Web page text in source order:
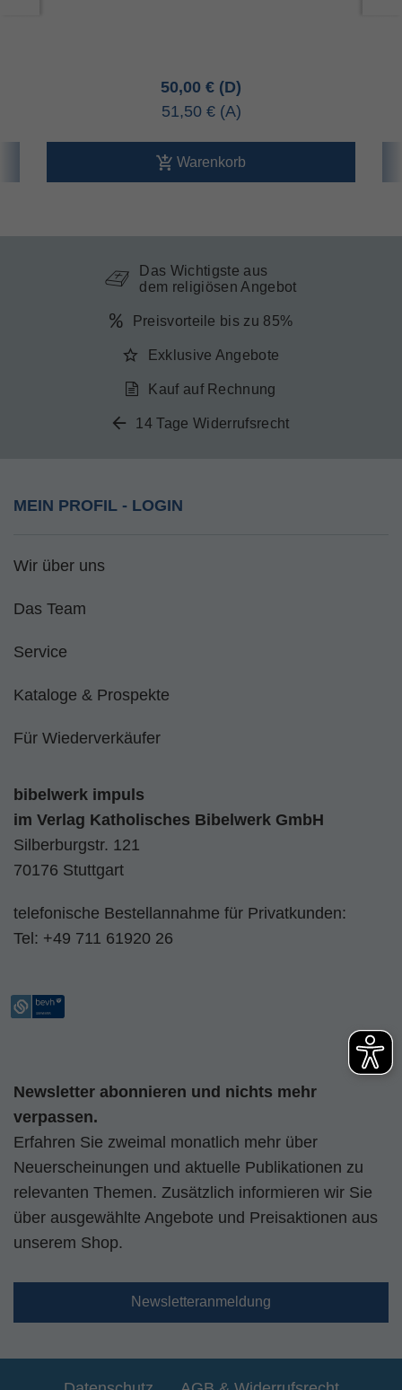
50,00 €
51,50 €
Warenkorb
Das Wichtigste aus
dem religiösen Angebot
Preisvorteile bis zu 85%
Exklusive Angebote
Kauf auf Rechnung
14 Tage Widerrufsrecht
MEIN PROFIL - LOGIN
Wir über uns
Das Team
Service
Kataloge & Prospekte
Für Wiederverkäufer
bibelwerk impuls
im Verlag Katholisches Bibelwerk GmbH
Silberburgstr. 121
70176 Stuttgart
telefonische Bestellannahme für Privatkunden:
Tel: +49 711 61920 26
Newsletter abonnieren und nichts mehr
verpassen.
Erfahren Sie zweimal monatlich mehr über
Neuerscheinungen und aktuelle Publikationen zu
relevanten Themen. Zusätzlich informieren wir Sie
über ausgewählte Angebote und Preisaktionen aus
unserem Shop.
Newsletteranmeldung